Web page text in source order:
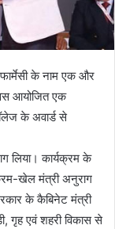
के नाम एक और
आयोजित एक
के अवार्ड से
लिया। कार्यक्रम के
खेल मंत्री अनुराग
के कैबिनेट मंत्री
गृह एवं शहरी विकास से